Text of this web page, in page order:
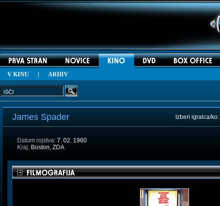
V KINU ARHIV
James Spader Izberi igralca/ko:
Datum rojstva: 7. 02. 1960
Kraj: Boston, ZDA